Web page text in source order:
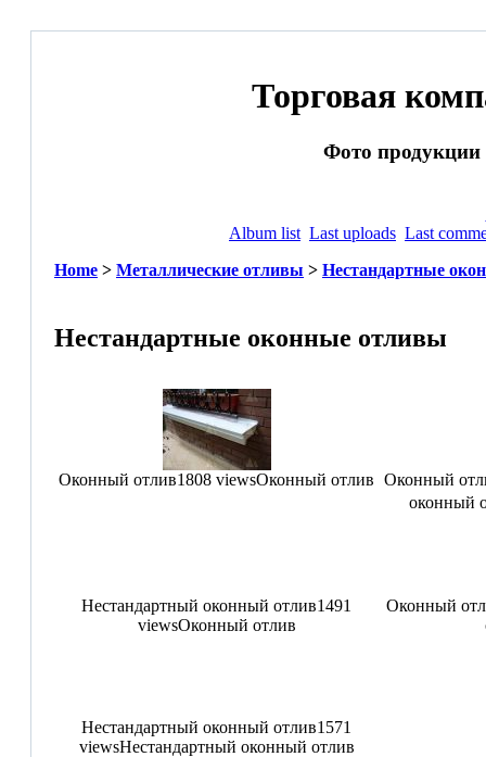
Торговая
Фото продукции
Album list Last uploads Last
Home > Металлические отливы > Нестандартные
Нестандартные оконные отливы
Оконный отлив1808 viewsОконный отлив Оконный
оконный
Нестандартный оконный отлив1491
viewsОконный отлив
Оконный
Нестандартный оконный отлив1571
viewsНестандартный оконный отлив